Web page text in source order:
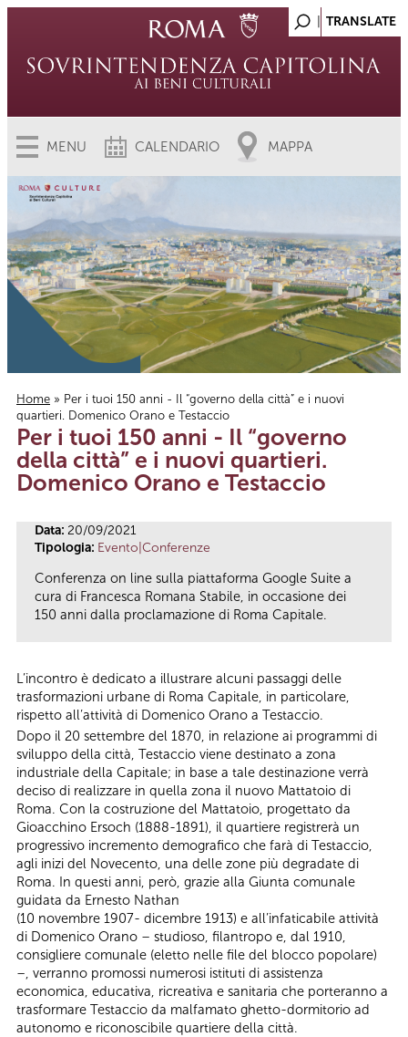
MENU CALENDARIO MAPPA
Tu sei qui
Home » Per i tuoi 150 anni - Il “governo della città” e i nuovi
quartieri. Domenico Orano e Testaccio
Per i tuoi 150 anni - Il “governo
della città” e i nuovi quartieri.
Domenico Orano e Testaccio
Data: 20/09/2021
Tipologia: Evento|Conferenze
Conferenza on line sulla piattaforma Google Suite a
cura di Francesca Romana Stabile, in occasione dei
150 anni dalla proclamazione di Roma Capitale.
L’incontro è dedicato a illustrare alcuni passaggi delle
trasformazioni urbane di Roma Capitale, in particolare,
rispetto all’attività di Domenico Orano a Testaccio.
Dopo il 20 settembre del 1870, in relazione ai programmi di
sviluppo della città, Testaccio viene destinato a zona
industriale della Capitale; in base a tale destinazione verrà
deciso di realizzare in quella zona il nuovo Mattatoio di
Roma. Con la costruzione del Mattatoio, progettato da
Gioacchino Ersoch (1888-1891), il quartiere registrerà un
progressivo incremento demografico che farà di Testaccio,
agli inizi del Novecento, una delle zone più degradate di
Roma. In questi anni, però, grazie alla Giunta comunale
guidata da Ernesto Nathan
(10 novembre 1907- dicembre 1913) e all’infaticabile attività
di Domenico Orano – studioso, filantropo e, dal 1910,
consigliere comunale (eletto nelle file del blocco popolare)
–, verranno promossi numerosi istituti di assistenza
economica, educativa, ricreativa e sanitaria che porteranno a
trasformare Testaccio da malfamato ghetto-dormitorio ad
autonomo e riconoscibile quartiere della città.